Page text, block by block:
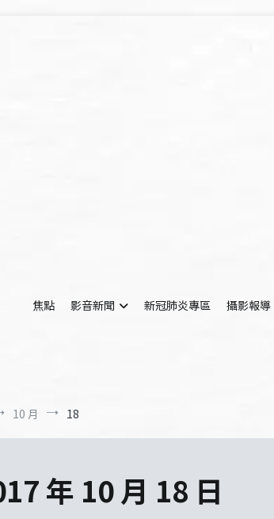
焦點
影音新聞 新冠肺炎專區 攝影報導
10 月 18
年 10 月 18 日